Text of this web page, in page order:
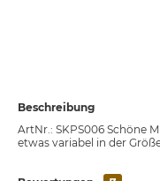
Beschreibung
ArtNr.: SKPS006 Schöne
etwas variabel in der